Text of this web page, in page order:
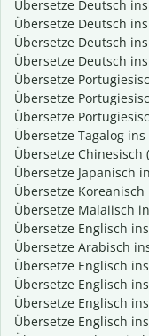
Übersetze Deutsch
Übersetze Deutsch
Übersetze Deutsch
Übersetze Deutsch
Übersetze
Übersetze
Übersetze
Übersetze Tagalog ins
Übersetze
Übersetze Japanisch
Übersetze Koreanisch
Übersetze Malaiisch
Übersetze Englisch
Übersetze Arabisch
Übersetze Englisch
Übersetze Englisch
Übersetze Englisch
Übersetze Englisch